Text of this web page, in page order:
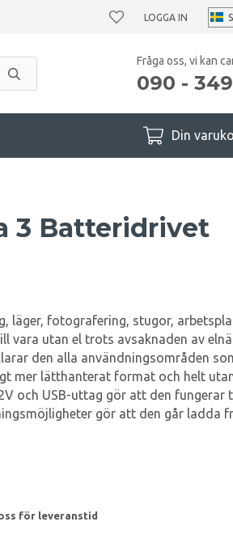
LOGGA IN
Fråga oss, vi kan
090 -
Din
3 Batteridrivet
läger, fotografering, stugor,
vara utan el trots avsaknaden av
den alla användningsområden
mer lätthanterat format och helt
och USB-uttag gör att den fungerar
gör att den går ladda
för leveranstid